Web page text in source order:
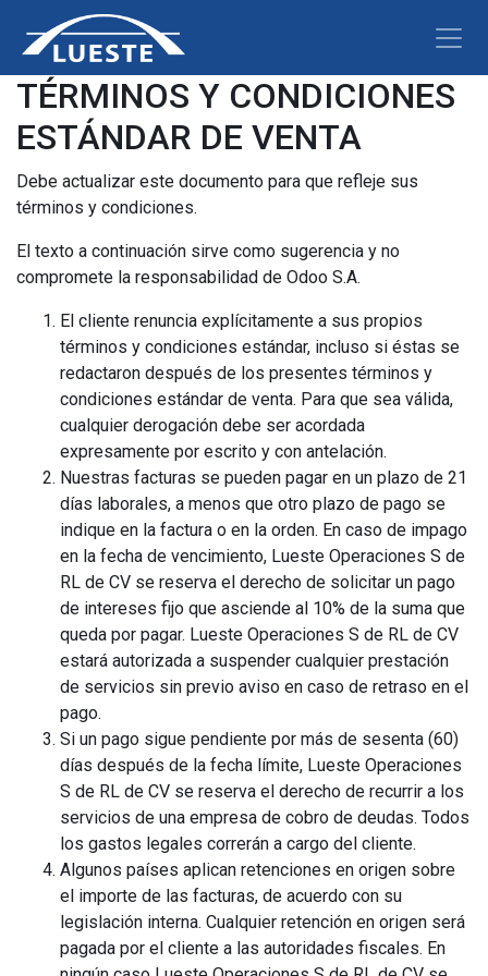
TÉRMINOS Y CONDICIONES
ESTÁNDAR DE VENTA
Debe actualizar este documento para que refleje sus
términos y condiciones.
El texto a continuación sirve como sugerencia y no
compromete la responsabilidad de Odoo S.A.
El cliente renuncia explícitamente a sus propios
términos y condiciones estándar, incluso si éstas se
redactaron después de los presentes términos y
condiciones estándar de venta. Para que sea válida,
cualquier derogación debe ser acordada
expresamente por escrito y con antelación.
Nuestras facturas se pueden pagar en un plazo de 21
días laborales, a menos que otro plazo de pago se
indique en la factura o en la orden. En caso de impago
en la fecha de vencimiento, Lueste Operaciones S de
RL de CV se reserva el derecho de solicitar un pago
de intereses fijo que asciende al 10% de la suma que
queda por pagar. Lueste Operaciones S de RL de CV
estará autorizada a suspender cualquier prestación
de servicios sin previo aviso en caso de retraso en el
pago.
Si un pago sigue pendiente por más de sesenta (60)
días después de la fecha límite, Lueste Operaciones
S de RL de CV se reserva el derecho de recurrir a los
servicios de una empresa de cobro de deudas. Todos
los gastos legales correrán a cargo del cliente.
Algunos países aplican retenciones en origen sobre
el importe de las facturas, de acuerdo con su
legislación interna. Cualquier retención en origen será
pagada por el cliente a las autoridades fiscales. En